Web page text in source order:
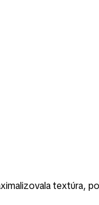
textúra,